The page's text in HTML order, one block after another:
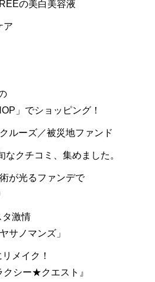
の美白美容液
ア
」でショッピング！
ルーズ／被災地ファンド
クチコミ、集めました。
が光るファンデで
激情
サノマンズ」
メイク！
シー★クエスト』